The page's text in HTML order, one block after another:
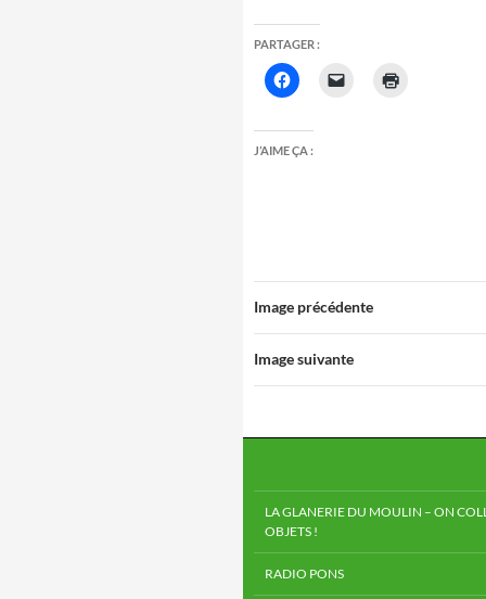
PARTAGER :
J’AIME ÇA :
Image précédente
Image suivante
LA GLANERIE DU MOULIN – ON
OBJETS !
RADIO PONS